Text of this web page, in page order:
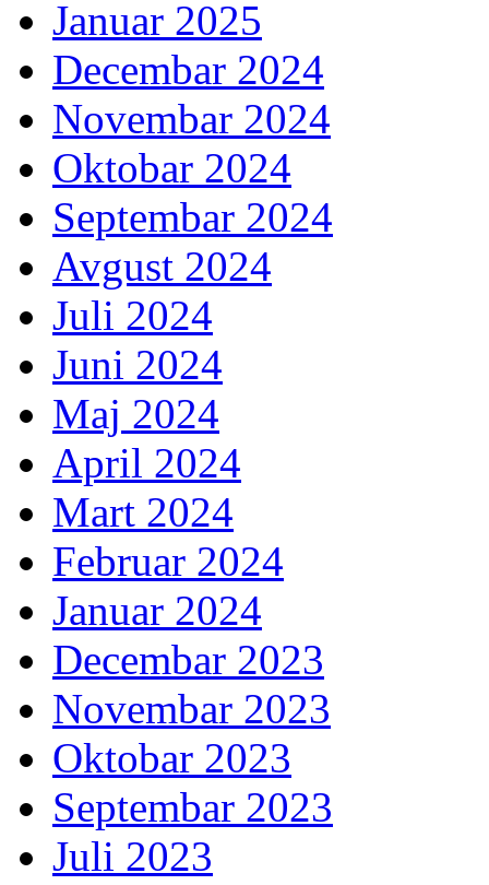
Januar 2025
Decembar 2024
Novembar 2024
Oktobar 2024
Septembar 2024
Avgust 2024
Juli 2024
Juni 2024
Maj 2024
April 2024
Mart 2024
Februar 2024
Januar 2024
Decembar 2023
Novembar 2023
Oktobar 2023
Septembar 2023
Juli 2023